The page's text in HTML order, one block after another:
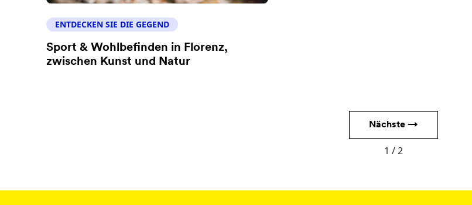
ENTDECKEN SIE DIE GEGEND
Sport & Wohlbefinden in Florenz,
zwischen Kunst und Natur
Nächste →
1 / 2